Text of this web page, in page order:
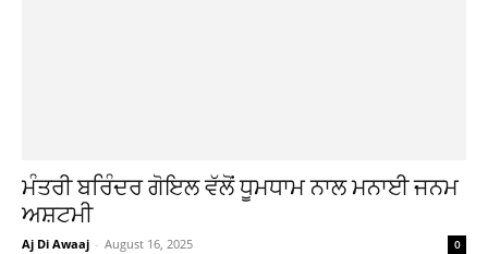
ਮੰਤਰੀ ਬਰਿੰਦਰ ਗੋਇਲ ਵੱਲੋਂ ਧੂਮਧਾਮ ਨਾਲ ਮਨਾਈ ਜਨਮ
ਅਸ਼ਟਮੀ
Aj Di Awaaj - August 16, 2025 0